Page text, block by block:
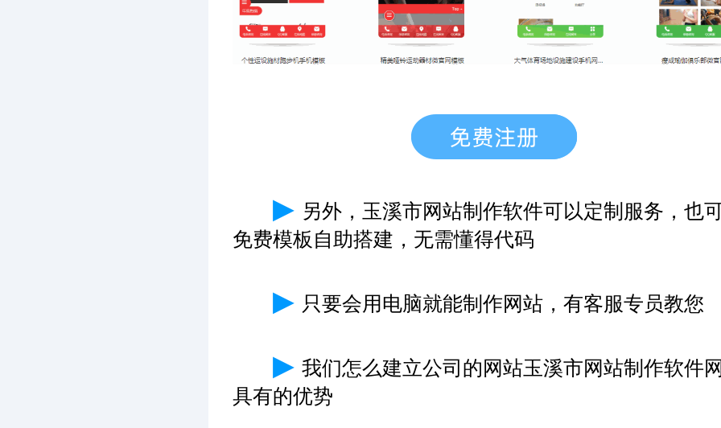
▶ 另外，玉溪市网站制作软件可以定制服务，也
免费模板自助搭建，无需懂得代码
▶ 只要会用电脑就能制作网站，有客服专员教您
▶ 我们怎么建立公司的网站玉溪市网站制作软件
具有的优势